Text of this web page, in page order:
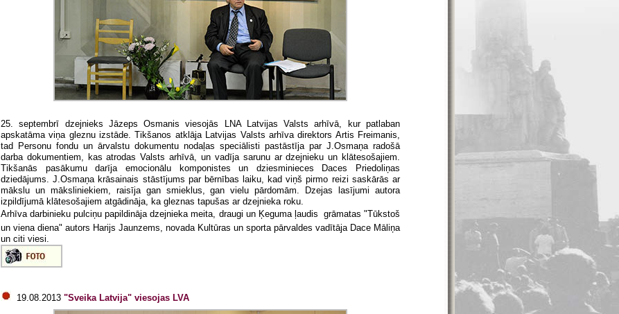
25. septembrī dzejnieks Jāzeps Osmanis viesojās LNA Latvijas Valsts arhīvā, kur patlaban
apskatāma viņa gleznu izstāde. Tikšanos atklāja Latvijas Valsts arhīva direktors Artis Freimanis,
tad Personu fondu un ārvalstu dokumentu nodaļas speciālisti pastāstīja par J.Osmaņa radošā
darba dokumentiem, kas atrodas Valsts arhīvā, un vadīja sarunu ar dzejnieku un klātesošajiem.
Tikšanās pasākumu darīja emocionālu komponistes un dziesminieces Daces Priedoliņas
dziedājums. J.Osmaņa krāsainais stāstījums par bērnības laiku, kad viņš pirmo reizi saskārās ar
mākslu un māksliniekiem, raisīja gan smieklus, gan vielu pārdomām. Dzejas lasījumi autora
izpildījumā klātesošajiem atgādināja, ka gleznas tapušas ar dzejnieka roku.
Arhīva darbinieku pulciņu papildināja dzejnieka meita, draugi un Ķeguma ļaudis  grāmatas "Tūkstoš
un viena diena" autors Harijs Jaunzems, novada Kultūras un sporta pārvaldes vadītāja Dace Māliņa
un citi viesi.
19.08.2013 "Sveika Latvija" viesojas LVA